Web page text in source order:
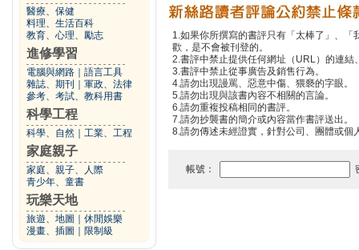
醫療、保健
料理、生活百科
教育、心理、勵志
進修學習
電腦與網路
語言工具
雜誌、期刊
軍政、法律
參考、考試、教科用書
科學工程
科學、自然 工業、工程
家庭親子
家庭、親子、人際
青少年、童書
玩樂天地
旅遊、地圖
休閒娛樂
漫畫、插圖
限制級
1.如果你所撰寫的書評只有「太棒了」、
歡，是不會被刊登的。
2.書評中禁止提供任何網址（URL）的連結
3.書評中禁止從事廣告及銷售行為。
4.請勿出現謾罵、惡意中傷、猥褻的字眼。
5.請勿出現與該書內容不相關的言論。
6.請勿重複投稿相同的書評。
7.請勿抄襲書的簡介或內容當作書評送出。
8.請勿傳述未經證實，針對公司、團體或個
帳號：